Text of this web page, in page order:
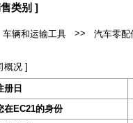
类别 ]
车辆和运输工具 >> 汽车零配
概况 ]
册日
在EC21的身份